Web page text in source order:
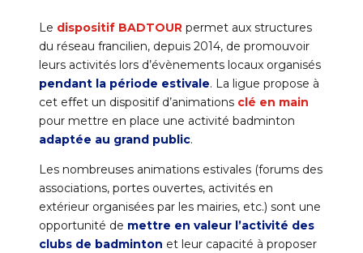
Le dispositif BADTOUR permet aux structures
du réseau francilien, depuis 2014, de promouvoir
leurs activités lors d’évènements locaux organisés
pendant la période estivale. La ligue propose à
cet effet un dispositif d’animations clé en main
pour mettre en place une activité badminton
adaptée au grand public.
Les nombreuses animations estivales (forums des
associations, portes ouvertes, activités en
extérieur organisées par les mairies, etc.) sont une
opportunité de mettre en valeur l’activité des
clubs de badminton et leur capacité à proposer